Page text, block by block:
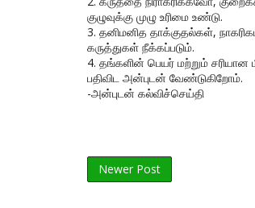
குழுவுக்கு முழு உரிமை உண்டு.
3. தனிமனித தாக்குதல்கள்,
கருத்துகள் நீக்கப்படும்.
4. தங்களின் பெயர் மற்றும்
பதிவிட அன்புடன் வேண்டுகிறோம்.
-அன்புடன் கல்விச்செய்தி
Newer Post